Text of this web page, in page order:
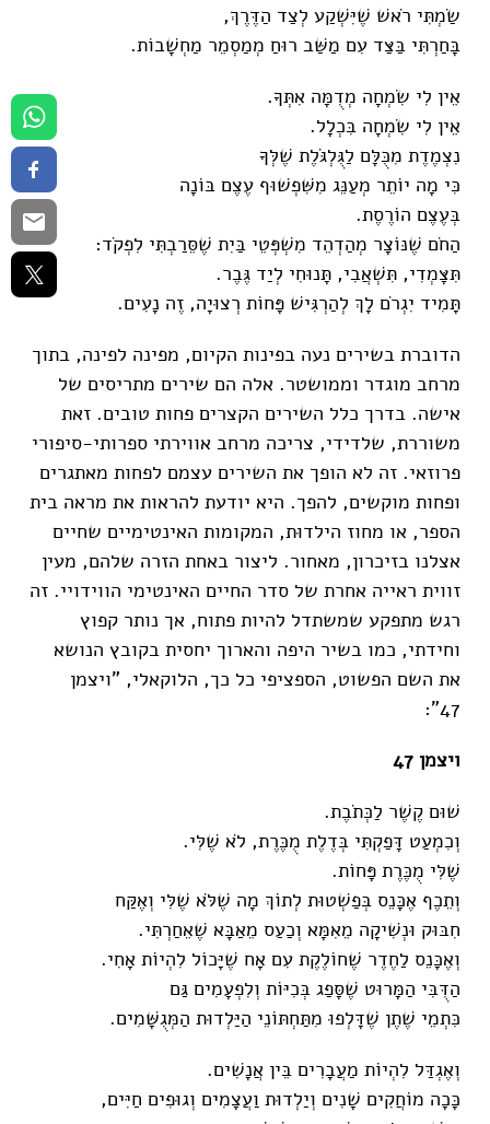
שַׂמְתִּי רֹאשׁ שֶׁיִּשְׁקַע לְצַד הַדֶּרֶךְ,
בָּחַרְתִּי בַּצַּד עִם מַשַּׁב רוּחַ מְמַסְמֵר מַחְשָׁבוֹת.
אֵין לִי שִׂמְחָה מְדֻמָּה אִתְּךָ.
אֵין לִי שִׂמְחָה בִּכְלָל.
נִצְמֶדֶת מִכֻּלָּם לַגֻּלְגֹּלֶת שֶׁלְּךָ
כִּי מָה יוֹתֵר מְעַנֵּג מִשִּׁפְשׁוּף עֶצֶם בּוֹנָה
בְּעֶצֶם הוֹרֶסֶת.
הַחֹם שֶׁנּוֹצָר מְהַדְהֵד מִשְׁפְּטֵי בַּיִת שֶׁסֵּרַבְתִּי לִפְקֹד:
תִּצָּמְדִי, תִּשְׁאֲבִי, תָּנוּחִי לְיַד גֶּבֶר.
תָּמִיד יִגְרֹם לָךְ לְהַרְגִּישׁ פָּחוֹת רְצוּיָה, זֶה נָעִים.
הדוברת בשירים נעה בפינות הקיום, מפינה לפינה, בתוך
מרחב מוגדר וממושטר. אלה הם שירים מתריסים של
אישה. בדרך כלל השירים הקצרים פחות טובים. זאת
משוררת, שלדידי, צריכה מרחב אווירתי ספרותי-סיפורי
פרוזאי. זה לא הופך את השירים עצמם לפחות מאתגרים
ופחות מוקשים, להפך. היא יודעת להראות את מראה בית
הספר, או מחוז הילדוּת, המקומות האינטימיים שחיים
אצלנו בזיכרון, מאחור. ליצור באחת הזרה שלהם, מעין
זווית ראייה אחרת של סדר החיים האינטימי הווידויי. זה
רגש מתפקע שמשתדל להיות פתוח, אך נותר קפוץ
וחידתי, כמו בשיר היפה והארוך יחסית בקובץ הנושא
את השם הפשוט, הספציפי כל כך, הלוקאלי, "ויצמן
47":
ויצמן 47
שׁוּם קֶשֶׁר לַכְּתֹבֶת.
וְכִמְעַט דָּפַקְתִּי בְּדֶלֶת מֻכֶּרֶת, לֹא שֶׁלִּי.
שֶׁלִּי מֻכֶּרֶת פָּחוֹת.
וְתֵכֶף אֶכָּנֵס בְּפַשְׁטוּת לְתוֹךְ מָה שֶׁלֹּא שֶׁלִּי וְאֶקַּח
חִבּוּק וּנְשִׁיקָה מֵאִמָּא וְכַעַס מֵאַבָּא שֶׁאֵחַרְתִּי.
וְאֶכָּנֵס לַחֶדֶר שֶׁחוֹלֶקֶת עִם אָח שֶׁיָּכוֹל לִהְיוֹת אָחִי.
הַדֻּבִּי הַמָּרוּט שֶׁסָּפַג בְּכִיּוֹת וְלִפְעָמִים גַּם
כִּתְמֵי שֶׁתֶן שֶׁדָּלְפוּ מִתַּחְתּוֹנֵי הַיַּלְדוּת הַמְּגֻשָּׁמִים.
וְאֶגְדַּל לִהְיוֹת מַעֲבָרִים בֵּין אֲנָשִׁים.
כָּכָה מוֹחֲקִים שָׁנִים וְיַלְדוּת וַעֲצָמִים וְגוּפִים חַיִּים,